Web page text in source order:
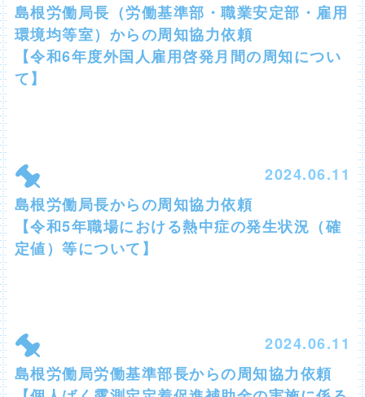
島根労働局長（労働基準部・職業安定部・雇用
環境均等室）からの周知協力依頼
【令和6年度外国人雇用啓発月間の周知につい
て】
2024.06.11
島根労働局長からの周知協力依頼
【令和5年職場における熱中症の発生状況（確
定値）等について】
2024.06.11
島根労働局労働基準部長からの周知協力依頼